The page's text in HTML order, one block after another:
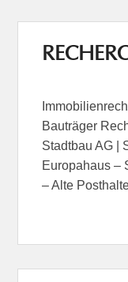
Bauträger
Stadtbau AG |
Europahaus –
– Alte